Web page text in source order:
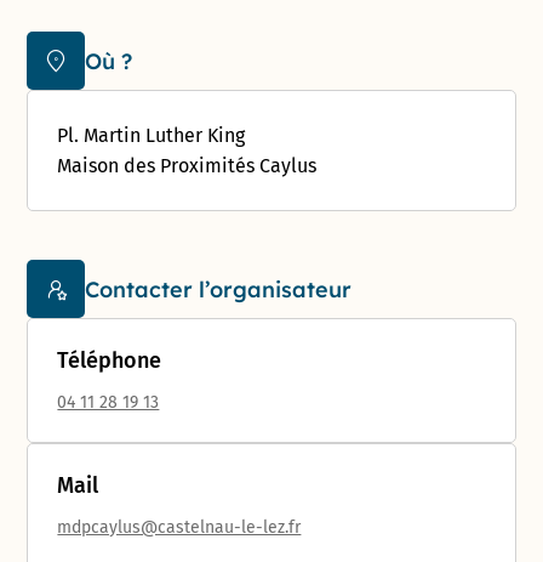
Où ?
Pl. Martin Luther King
Maison des Proximités Caylus
Contacter l’organisateur
Téléphone
04 11 28 19 13
Mail
mdpcaylus@castelnau-le-lez.fr